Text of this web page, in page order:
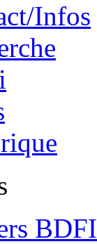
Infos
BDFI